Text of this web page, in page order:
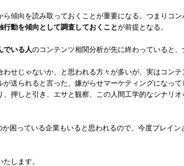
傾向を読み取っておくことが重要になる。つまりコ
行動を傾向として調査しておくことが前提となる。
でいる人のコンテンツ相関分析が先に終わっていると
せじゃないか、と思われる方々が多いが、実はコン
送られると言った、嫌がらせマーケティングになって
押しと引き、エサと観察、この人間工学的なシナリ
困っている企業もいると思われるので、今度ブレイ
します。